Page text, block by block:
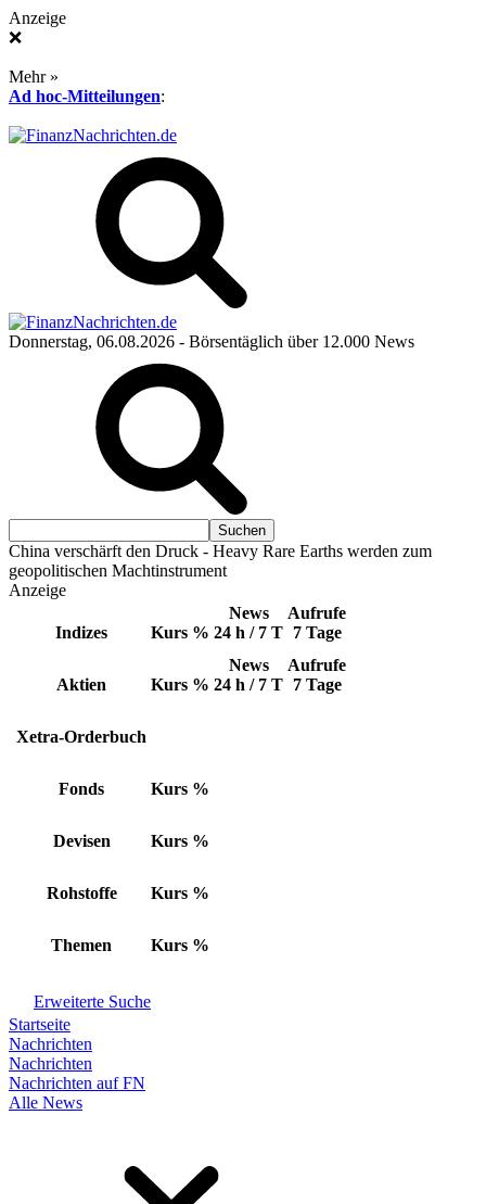
Anzeige
❌
Mehr »
Ad hoc-Mitteilungen:
Donnerstag, 06.08.2026 - Börsentäglich über 12.000 News
China verschärft den Druck - Heavy Rare Earths werden zum
geopolitischen Machtinstrument
Anzeige
Indizes Kurs %
News
24 h / 7 T
Aufrufe
7 Tage
Aktien Kurs %
News
24 h / 7 T
Aufrufe
7 Tage
Xetra-Orderbuch
Fonds Kurs %
Devisen Kurs %
Rohstoffe Kurs %
Themen Kurs %
Erweiterte Suche
Startseite
Nachrichten
Nachrichten
Nachrichten auf FN
Alle News